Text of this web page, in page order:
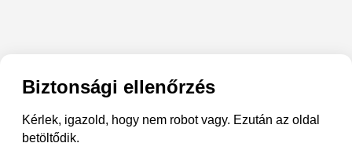
Biztonsági ellenőrzés
Kérlek, igazold, hogy nem robot vagy. Ezután az oldal
betöltődik.